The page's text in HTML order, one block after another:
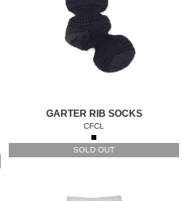
GARTER RIB SOCKS
CFCL
■
SOLD OUT